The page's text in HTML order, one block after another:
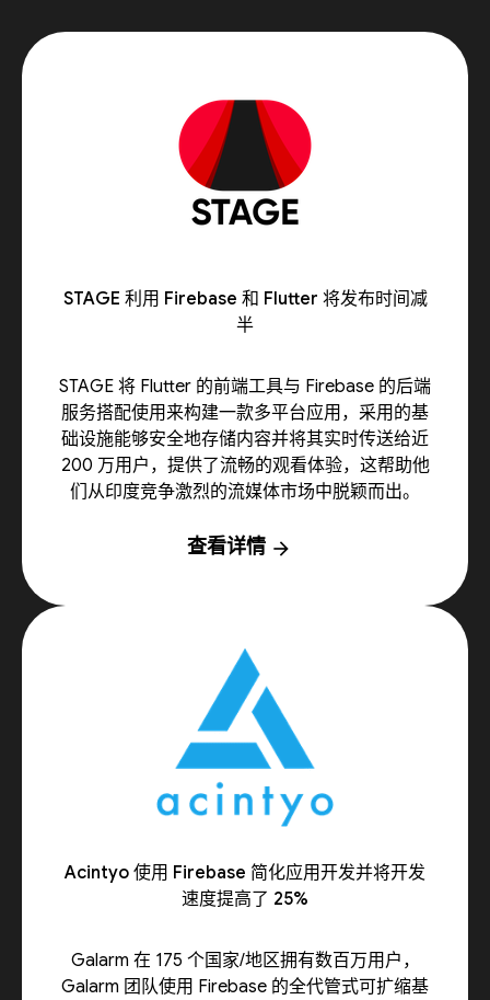
STAGE 利用 Firebase 和 Flutter 将发布时间减
半
STAGE 将 Flutter 的前端工具与 Firebase 的后端
服务搭配使用来构建一款多平台应用，采用的基
础设施能够安全地存储内容并将其实时传送给近
200 万用户，提供了流畅的观看体验，这帮助他
们从印度竞争激烈的流媒体市场中脱颖而出。
查看详情 arrow_forward
Acintyo 使用 Firebase 简化应用开发并将开发
速度提高了 25%
Galarm 在 175 个国家/地区拥有数百万用户，
Galarm 团队使用 Firebase 的全代管式可扩缩基